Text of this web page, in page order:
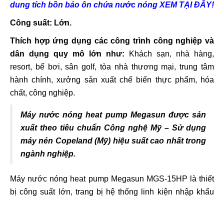
dung tích bồn bảo ôn chứa nước nóng XEM TẠI ĐÂY!
Công suất: Lớn.
Thích hợp ứng dụng các công trình công nghiệp và
dân dụng quy mô lớn như: Khách sạn, nhà hàng,
resort, bể bơi, sân golf, tòa nhà thương mại, trung tâm
hành chính, xưởng sản xuất chế biến thực phẩm, hóa
chất, công nghiệp.
Máy nước nóng heat pump Megasun được sản
xuất theo tiêu chuẩn Công nghệ Mỹ – Sử dụng
máy nén Copeland (Mỹ) hiệu suất cao nhất trong
ngành nghiệp.
Máy nước nóng heat pump Megasun MGS-15HP là thiết
bị công suất lớn, trang bị hệ thống linh kiện nhập khẩu